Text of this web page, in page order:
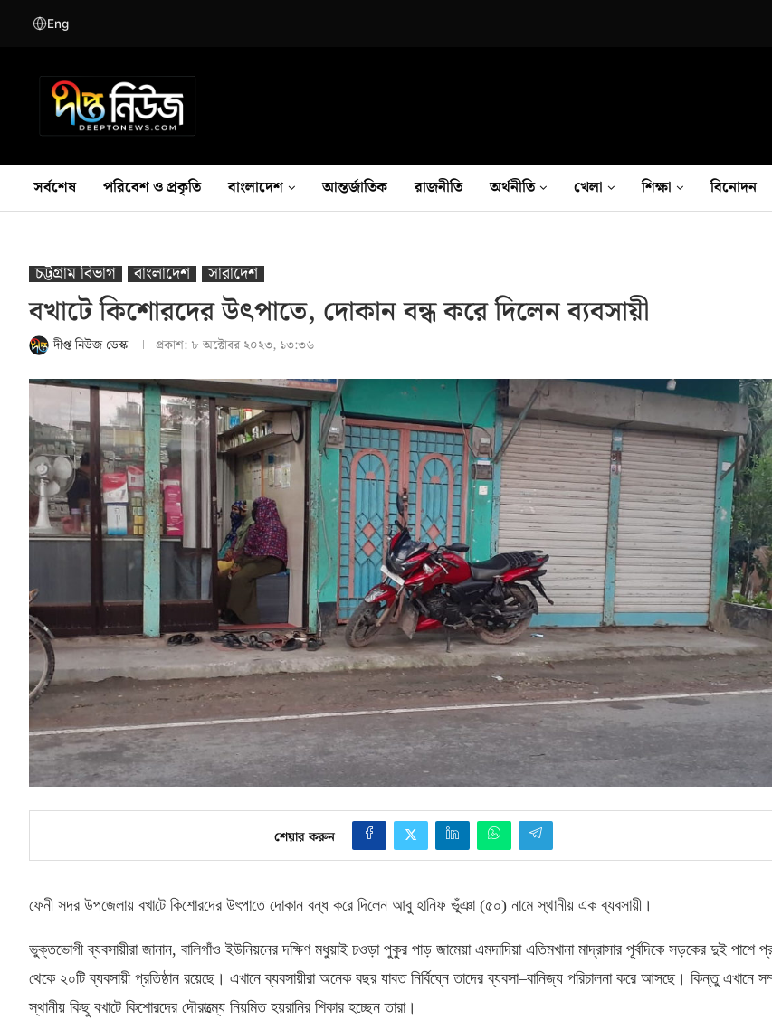
Eng
সর্বশেষ পরিবেশ ও প্রকৃতি বাংলাদেশ আন্তর্জাতিক রাজনীতি অর্থনীতি খেলা শিক্ষা বিনোদন
চট্টগ্রাম বিভাগ বাংলাদেশ সারাদেশ
বখাটে কিশোরদের উৎপাতে, দোকান বন্ধ করে দিলেন ব্যবসায়ী
দীপ্ত নিউজ ডেস্ক প্রকাশ: ৮ অক্টোবর ২০২৩, ১৩:৩৬
শেয়ার করুন
ফেনী সদর উপজেলায় বখাটে কিশোরদের উৎপাতে দোকান বন্ধ করে দিলেন আবু হানিফ ভূঁঞা (৫০) নামে স্থানীয় এক ব্যবসায়ী।
ভুক্তভোগী ব্যবসায়ীরা জানান, বালিগাঁও ইউনিয়নের দক্ষিণ মধুয়াই চওড়া পুকুর পাড় জামেয়া এমদাদিয়া এতিমখানা মাদ্রাসার পূর্বদিকে সড়কের দুই পাশে
থেকে ২০টি ব্যবসায়ী প্রতিষ্ঠান রয়েছে। এখানে ব্যবসায়ীরা অনেক বছর যাবত নির্বিঘ্নে তাদের ব্যবসা–বানিজ্য পরিচালনা করে আসছে। কিন্তু এখানে
স্থানীয় কিছু বখাটে কিশোরদের দৌরাত্ম্যে নিয়মিত হয়রানির শিকার হচ্ছেন তারা।